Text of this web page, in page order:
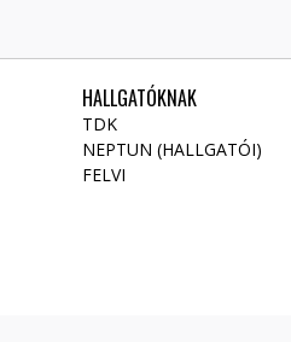
HALLGATÓKNAK
TDK
NEPTUN (HALLGATÓI)
FELVI